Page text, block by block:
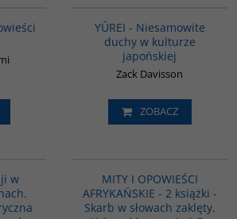
YŪREI - Niesamowite
duchy w kulturze
japońskiej
Zack Davisson
ZOBACZ
w
MITY I OPOWIEŚCI
AFRYKAŃSKIE - 2 książki -
Skarb w słowach zaklęty.